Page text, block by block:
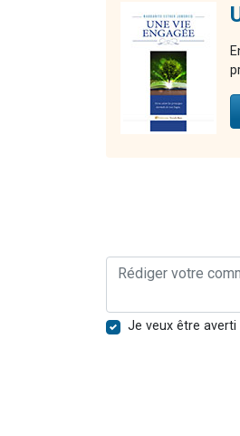
Je veux être